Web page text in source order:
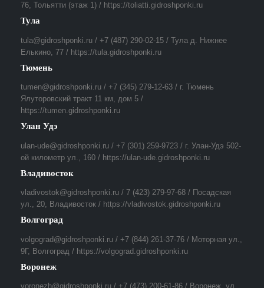
76, Тольятти (этаж 1) / https://toliatti.gidroshponki.ru
Тула
tula@gidroshponki.ru / +7 (487) 290-02-15 / Тула д. Нижнее
Елькино, 77 / https://tula.gidroshponki.ru
Тюмень
tumen@gidroshponki.ru / +7 (345) 279-12-63 / г. Тюмень
Ялуторовский тракт 11 км, дом 5 /
https://tumen.gidroshponki.ru
Улан Удэ
ulan-ude@gidroshponki.ru / +7 (301) 259-9723 / г. Улан-Удэ 502-
ой километр ул., 160 / https://ulan-ude.gidroshponki.ru
Владивосток
vladivostok@gidroshponki.ru / 7 (423) 279-97-68 / Посадская
ул., 20, Владивосток / https://vladivostok.gidroshponki.ru
Волгоград
volgograd@gidroshponki.ru / +7 (844) 261-37-76 / Моторная ул.,
9Г, Волгоград / https://volgograd.gidroshponki.ru
Воронеж
voronezh@gidroshponki.ru / +7 (473) 200-61-86 / Воронеж, ул.